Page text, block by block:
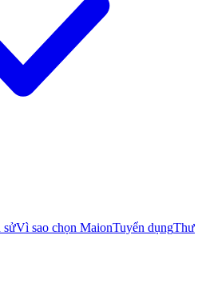
sửVì sao chọn MaionTuyển dụngThư